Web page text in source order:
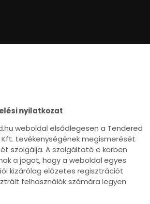
nyilatkozat
weboldal elsődlegesen a Tendered
tevékenységének megismerését
szolgálja. A szolgáltató e körben
a jogot, hogy a weboldal egyes
kizárólag előzetes regisztrációt
felhasználók számára legyen